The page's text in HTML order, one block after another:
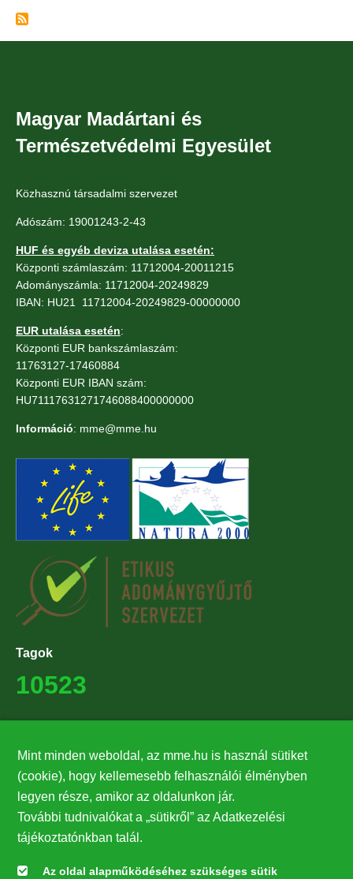
2023.
felmérésének
összesítése)
Magyar Madártani és
Természetvédelmi Egyesület
Közhasznú társadalmi szervezet
Adószám: 19001243-2-43
HUF és egyéb deviza utalása esetén:
Központi számlaszám: 11712004-20011215
Adományszámla: 11712004-20249829
IBAN: HU21 11712004-20249829-00000000
EUR utalása esetén:
Központi EUR bankszámlaszám:
11763127-17460884
Központi EUR IBAN szám:
HU71117631271746088400000000
Információ: mme@mme.hu
Tagok
10523
27224
Hírlevél feliratkozás
Értesüljön elsőként legfrissebb híreinkről, eseményeinkről!
Mint minden weboldal, az mme.hu is használ sütiket
(cookie), hogy kellemesebb felhasználói élményben
legyen része, amikor az oldalunkon jár.
További tudnivalókat a „sütikről” az Adatkezelési
tájékoztatónkban talál.
Az oldal alapműködéséhez szükséges sütik